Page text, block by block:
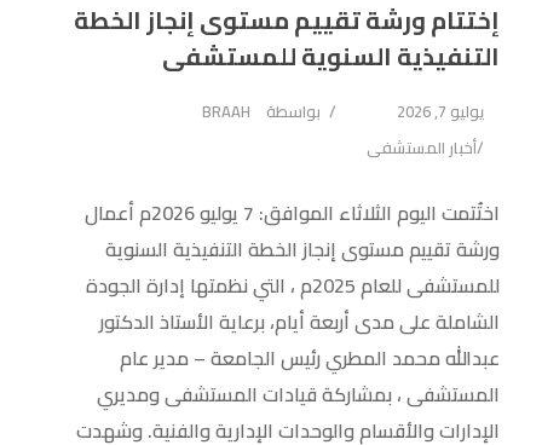
إختتام ورشة تقييم مستوى إنجاز الخطة
التنفيذية السنوية للمستشفى
يوليو 7, 2026 بواسطة
BRAAH
أخبار المستشفى
اختُتمت اليوم الثلاثاء الموافق: 7 يوليو 2026م أعمال
ورشة تقييم مستوى إنجاز الخطة التنفيذية السنوية
للمستشفى للعام 2025م ، التي نظمتها إدارة الجودة
الشاملة على مدى أربعة أيام، برعاية الأستاذ الدكتور
عبدالله محمد المطري رئيس الجامعة – مدير عام
المستشفى ، بمشاركة قيادات المستشفى ومديري
الإدارات والأقسام والوحدات الإدارية والفنية. وشهدت